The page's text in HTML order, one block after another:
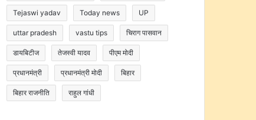
Tejaswi yadav Today news UP
uttar pradesh vastu tips चिराग पासवान
डायबिटीज तेजस्वी यादव पीएम मोदी
प्रधानमंत्री प्रधानमंत्री मोदी बिहार
बिहार राजनीति राहुल गांधी